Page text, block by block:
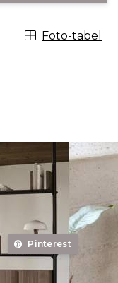
Foto-tabel
Pinterest